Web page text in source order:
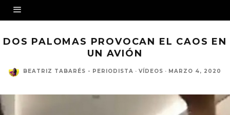
DOS PALOMAS PROVOCAN EL CAOS EN
UN AVIÓN
BEATRIZ TABARÉS - PERIODISTA · VÍDEOS · MARZO 4, 2020